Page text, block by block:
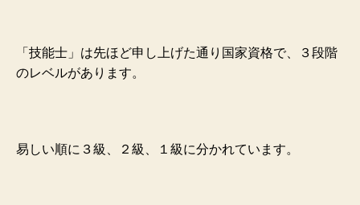
「技能士」は先ほど申し上げた通り国家資格で、３段階
のレベルがあります。
易しい順に３級、２級、１級に分かれています。